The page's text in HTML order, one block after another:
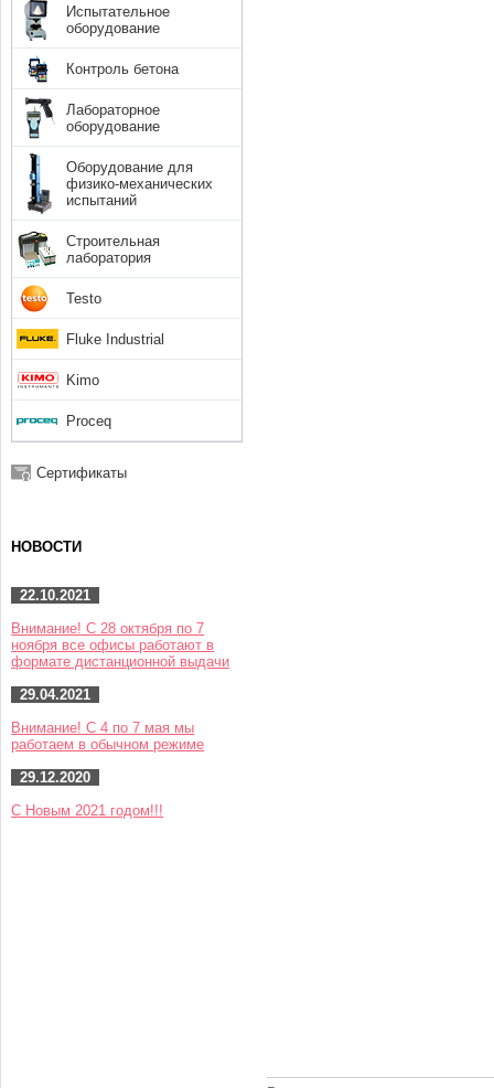
Испытательное
оборудование
Контроль бетона
Лабораторное
оборудование
Оборудование для
физико-механических
испытаний
Строительная
лаборатория
Testo
Fluke Industrial
Kimo
Proceq
Сертификаты
НОВОСТИ
22.10.2021
Внимание! С 28 октября по 7
ноября все офисы работают в
формате дистанционной выдачи
29.04.2021
Внимание! С 4 по 7 мая мы
работаем в обычном режиме
29.12.2020
С Новым 2021 годом!!!